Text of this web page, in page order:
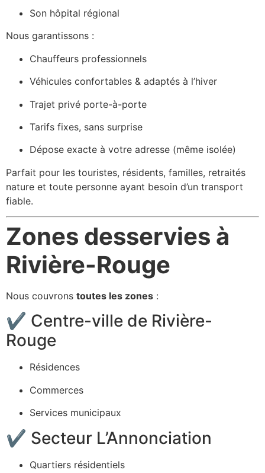
Son hôpital régional
Nous garantissons :
Chauffeurs professionnels
Véhicules confortables & adaptés à l’hiver
Trajet privé porte-à-porte
Tarifs fixes, sans surprise
Dépose exacte à votre adresse (même isolée)
Parfait pour les touristes, résidents, familles, retraités
nature et toute personne ayant besoin d’un transport
fiable.
Zones desservies à
Rivière-Rouge
Nous couvrons toutes les zones :
✔ Centre-ville de Rivière-
Rouge
Résidences
Commerces
Services municipaux
✔ Secteur L’Annonciation
Quartiers résidentiels